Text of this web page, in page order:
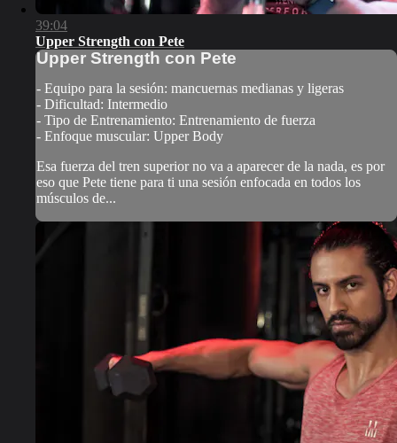
39:04
Upper Strength con Pete
Upper Strength con Pete
- Equipo para la sesión: mancuernas medianas y ligeras
- Dificultad: Intermedio
- Tipo de Entrenamiento: Entrenamiento de fuerza
- Enfoque muscular: Upper Body
Esa fuerza del tren superior no va a aparecer de la nada, es por
eso que Pete tiene para ti una sesión enfocada en todos los
músculos de...